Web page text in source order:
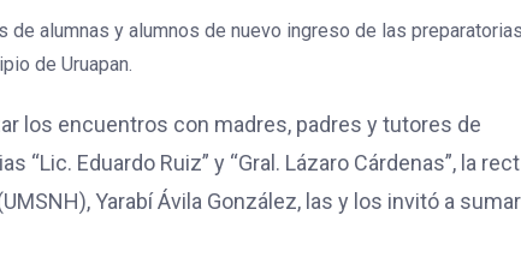
alumnas y alumnos de nuevo ingreso de las
de Uruapan.
los encuentros con madres, padres y tutores de
Eduardo Ruiz” y “Gral. Lázaro Cárdenas”, la
Yarabí Ávila González, las y los invitó a